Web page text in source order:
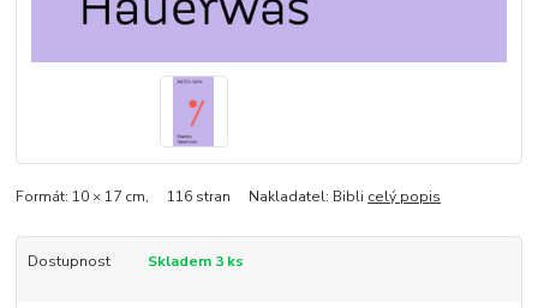
Formát: 10 × 17 cm, 116 stran Nakladatel: Bibli celý popis
Dostupnost Skladem 3 ks